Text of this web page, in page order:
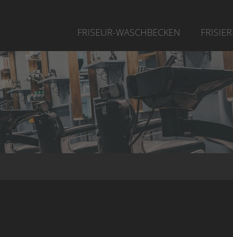
FRISEUR-WASCHBECKEN